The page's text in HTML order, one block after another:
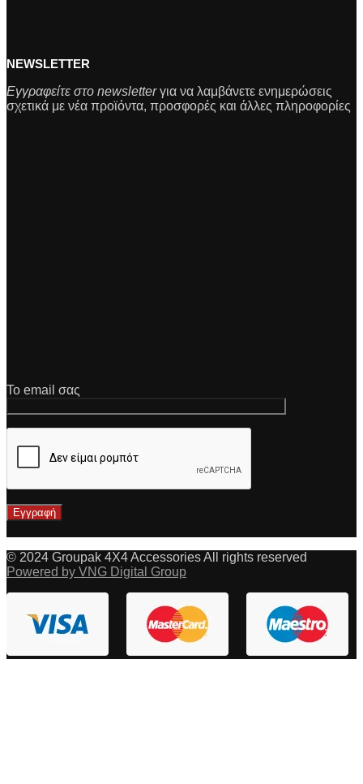
NEWSLETTER
Εγγραφείτε στο newsletterγια να λαμβάνετε ενημερώσεις
σχετικά με νέα προϊόντα, προσφορές και άλλες πληροφορίες
Το email σας
© 2024 Groupak 4X4 Accessories All rights reserved
Powered by VNG Digital Group